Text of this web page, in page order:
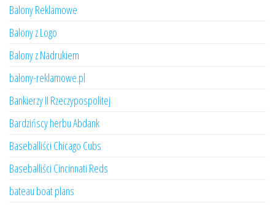
Balony Reklamowe
Balony z Logo
Balony z Nadrukiem
balony-reklamowe.pl
Bankierzy II Rzeczypospolitej
Bardzińscy herbu Abdank
Baseballiści Chicago Cubs
Baseballiści Cincinnati Reds
bateau boat plans